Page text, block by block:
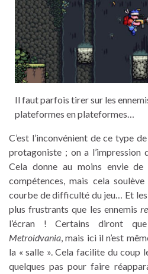
Il faut parfois tirer sur les
plateformes en plateformes…
C’est l’inconvénient de ce type
protagoniste ; on a l’impression
Cela donne au moins envie
compétences, mais cela
courbe de difficulté du jeu… Et les
plus frustrants que les ennemis
l’écran ! Certains diront
Metroidvania, mais ici il n’est
la « salle ». Cela facilite du coup
quelques pas pour faire